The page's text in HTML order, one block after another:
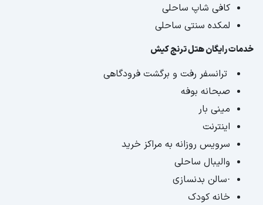
کافی شاپ ساحلی
لمکده سنتی ساحلی
خدمات رایگان هتل ترنج کیش
ترانسفر رفت و برگشت فرودگاهی
صبحانه بوفه
مینی بار
اینترنت
سرویس روزانه به مراکز خرید
والیبال ساحلی
·سالن بدنسازی
خانه کودک